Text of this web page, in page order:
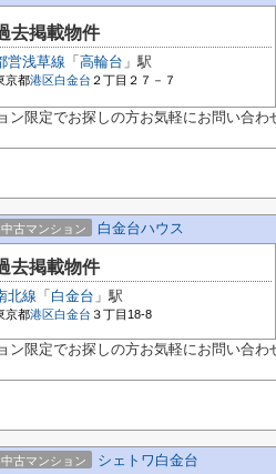
去掲載物件
営浅草線 「 高輪台 」駅
京都港区白金台 ２丁目２７－７
ン限定でお探しの方お気軽にお問い合
中古マンション 白金台ハウス
去掲載物件
北線 「 白金台 」駅
京都港区白金台 ３丁目18-8
ン限定でお探しの方お気軽にお問い合
中古マンション シェトワ白金台